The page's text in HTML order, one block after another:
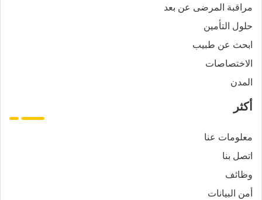
مراقبة المرضى عن بعد
حلول التأمين
ابحث عن طبيب
الاختصاصات
المدن
أكثر
معلومات عنا
اتصل بنا
وظائف
أمن البيانات